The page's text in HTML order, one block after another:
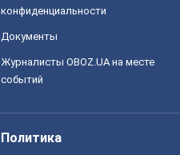
конфиденциальности
Документы
Журналисты OBOZ.UA на месте
событий
Политика